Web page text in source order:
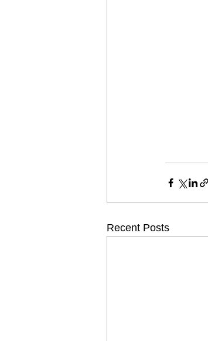
Recent Posts